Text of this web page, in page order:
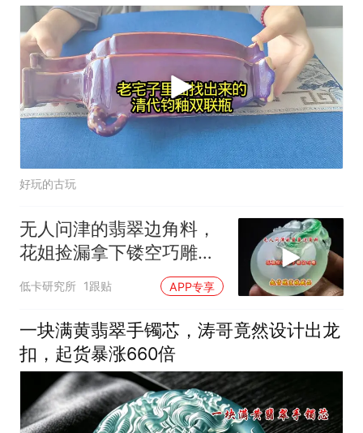
好玩的古玩
无人问津的翡翠边角料，
花姐捡漏拿下镂空巧雕，
起货脱变收藏品
低卡研究所 1跟贴 APP专享
一块满黄翡翠手镯芯，涛哥竟然设计出龙
扣，起货暴涨660倍